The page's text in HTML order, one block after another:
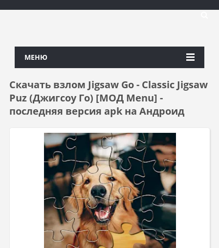
МЕНЮ
Скачать взлом Jigsaw Go - Classic Jigsaw
Puz (Джигсоу Го) [МОД Menu] -
последняя версия apk на Андроид